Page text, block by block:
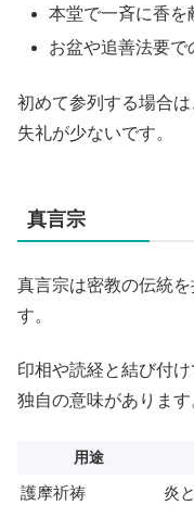
本堂で一斉に香を
お盆や追善法要
初めて参列する場合
失礼が少ないです。
真言宗
真言宗は密教の伝統
す。
印相や読経と結び付
独自の意味があります
用途
護摩祈祷
炎